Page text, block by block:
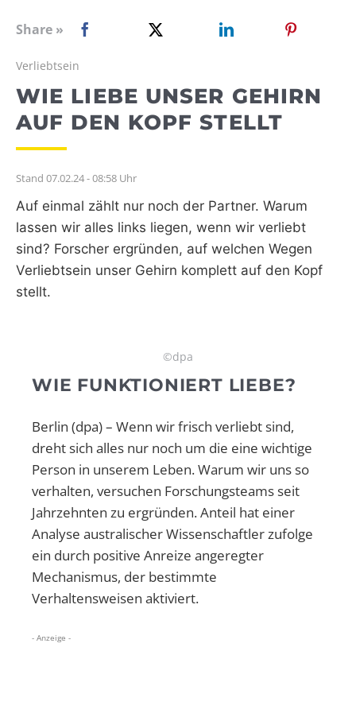
WEBRADIO
Share »
Verliebtsein
WIE LIEBE UNSER GEHIRN
AUF DEN KOPF STELLT
Stand 07.02.24 - 08:58 Uhr
Auf einmal zählt nur noch der Partner. Warum
lassen wir alles links liegen, wenn wir verliebt
sind? Forscher ergründen, auf welchen Wegen
Verliebtsein unser Gehirn komplett auf den Kopf
stellt.
©dpa
WIE FUNKTIONIERT LIEBE?
Berlin (dpa) – Wenn wir frisch verliebt sind,
dreht sich alles nur noch um die eine wichtige
Person in unserem Leben. Warum wir uns so
verhalten, versuchen Forschungsteams seit
Jahrzehnten zu ergründen. Anteil hat einer
Analyse australischer Wissenschaftler zufolge
ein durch positive Anreize angeregter
Mechanismus, der bestimmte
Verhaltensweisen aktiviert.
- Anzeige -